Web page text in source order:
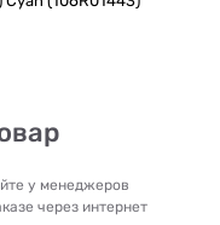
у менеджеров
через интернет